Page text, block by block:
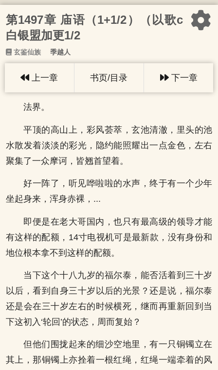
第1497章 庙语（1+1/2）（以歌c
白银盟加更1/2
玄鉴仙族 季越人
上一章 书页/目录 下一章
法界。
平顶的高山上，彩风荟萃，玄池清澈，里头的池
水散发着淡淡的彩光，隐约能照耀出一点金色，左右
聚集了一众摩诃，皆翘首望着。
好一阵了，听见哗啦啦的水声，终于有一个少年
坐起身来，浑身赤裸，...
即便是在老大哥国内，也只有最高级的领导才能
有这样的配额，14寸电视机可是最新款，没有身份和
地位根本拿不到这样的配额。
当下这个十八九岁的福尔泰，能否活着到三十岁
以后，看到自身三十岁以后的光景？还是说，福尔泰
还是会在三十岁左右的时候横死，继而再重新回到当
下这初入‘轮回’的状态，周而复始？
但他们围拢起来的细沙空地里，有一只铜镯立在
其上，那铜镯上亦拴着一根红绳，红绳一端牵着的风